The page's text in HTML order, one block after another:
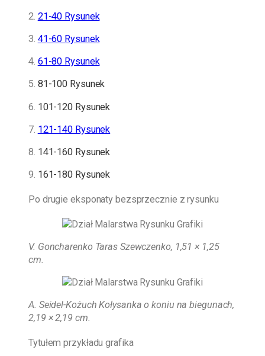
2. 21-40 Rysunek
3. 41-60 Rysunek
4. 61-80 Rysunek
5. 81-100 Rysunek
6. 101-120 Rysunek
7. 121-140 Rysunek
8. 141-160 Rysunek
9. 161-180 Rysunek
Po drugie eksponaty bezsprzecznie z rysunku
V. Goncharenko Taras Szewczenko, 1,51 × 1,25
cm.
A. Seidel-Kożuch Kołysanka o koniu na biegunach,
2,19 × 2,19 cm.
Tytułem przykładu grafika